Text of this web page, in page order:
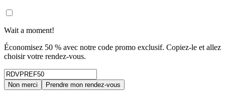
Wait a moment!
Économisez 50 % avec notre code promo exclusif. Copiez-le et allez
choisir votre rendez-vous.
Non merci Prendre mon rendez-vous